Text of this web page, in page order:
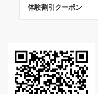
体験割引クーポン